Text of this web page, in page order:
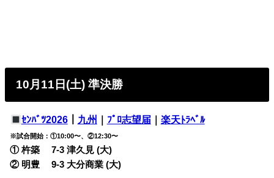
10月11日(土) 準決勝
ｾﾝﾊﾞﾂ2026｜ 九州 ﾌﾟﾛ志望届｜ 楽天ﾄﾗﾍﾞﾙ
※試合開始：①10:00〜、②12:30〜
① 杵築 7-3 津久見 (大)
② 明豊 9-3 大分商業 (大)